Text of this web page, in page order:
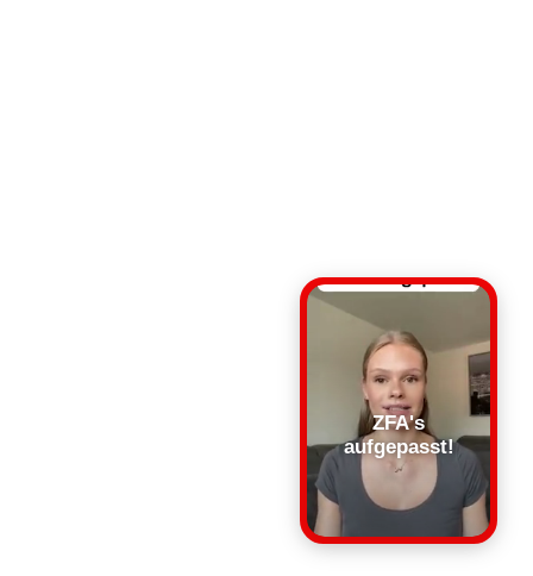
ZFA's
aufgepasst!